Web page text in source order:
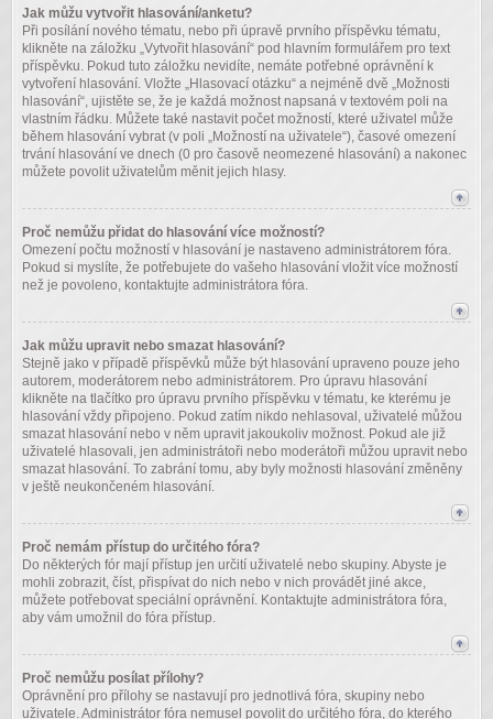
Jak můžu vytvořit hlasování/anketu?
Při posílání nového tématu, nebo při úpravě prvního příspěvku tématu,
klikněte na záložku „Vytvořit hlasování“ pod hlavním formulářem pro text
příspěvku. Pokud tuto záložku nevidíte, nemáte potřebné oprávnění k
vytvoření hlasování. Vložte „Hlasovací otázku“ a nejméně dvě „Možnosti
hlasování“, ujistěte se, že je každá možnost napsaná v textovém poli na
vlastním řádku. Můžete také nastavit počet možností, které uživatel může
během hlasování vybrat (v poli „Možností na uživatele“), časové omezení
trvání hlasování ve dnech (0 pro časově neomezené hlasování) a nakonec
můžete povolit uživatelům měnit jejich hlasy.
Proč nemůžu přidat do hlasování více možností?
Omezení počtu možností v hlasování je nastaveno administrátorem fóra.
Pokud si myslíte, že potřebujete do vašeho hlasování vložit více možností
než je povoleno, kontaktujte administrátora fóra.
Jak můžu upravit nebo smazat hlasování?
Stejně jako v případě příspěvků může být hlasování upraveno pouze jeho
autorem, moderátorem nebo administrátorem. Pro úpravu hlasování
klikněte na tlačítko pro úpravu prvního příspěvku v tématu, ke kterému je
hlasování vždy připojeno. Pokud zatím nikdo nehlasoval, uživatelé můžou
smazat hlasování nebo v něm upravit jakoukoliv možnost. Pokud ale již
uživatelé hlasovali, jen administrátoři nebo moderátoři můžou upravit nebo
smazat hlasování. To zabrání tomu, aby byly možnosti hlasování změněny
v ještě neukončeném hlasování.
Proč nemám přístup do určitého fóra?
Do některých fór mají přístup jen určití uživatelé nebo skupiny. Abyste je
mohli zobrazit, číst, přispívat do nich nebo v nich provádět jiné akce,
můžete potřebovat speciální oprávnění. Kontaktujte administrátora fóra,
aby vám umožnil do fóra přístup.
Proč nemůžu posílat přílohy?
Oprávnění pro přílohy se nastavují pro jednotlivá fóra, skupiny nebo
uživatele. Administrátor fóra nemusel povolit do určitého fóra, do kterého